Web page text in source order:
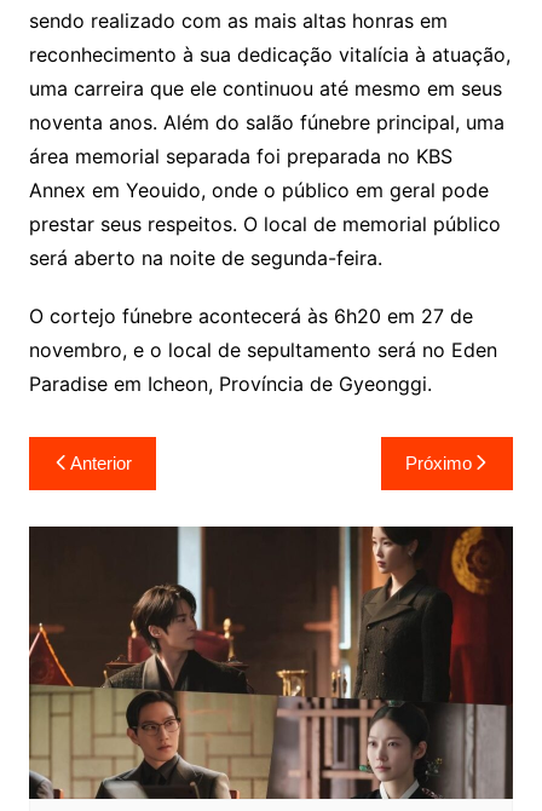
sendo realizado com as mais altas honras em
reconhecimento à sua dedicação vitalícia à atuação,
uma carreira que ele continuou até mesmo em seus
noventa anos. Além do salão fúnebre principal, uma
área memorial separada foi preparada no KBS
Annex em Yeouido, onde o público em geral pode
prestar seus respeitos. O local de memorial público
será aberto na noite de segunda-feira.
O cortejo fúnebre acontecerá às 6h20 em 27 de
novembro, e o local de sepultamento será no Eden
Paradise em Icheon, Província de Gyeonggi.
Navegação
de
Post
Anterior Próximo